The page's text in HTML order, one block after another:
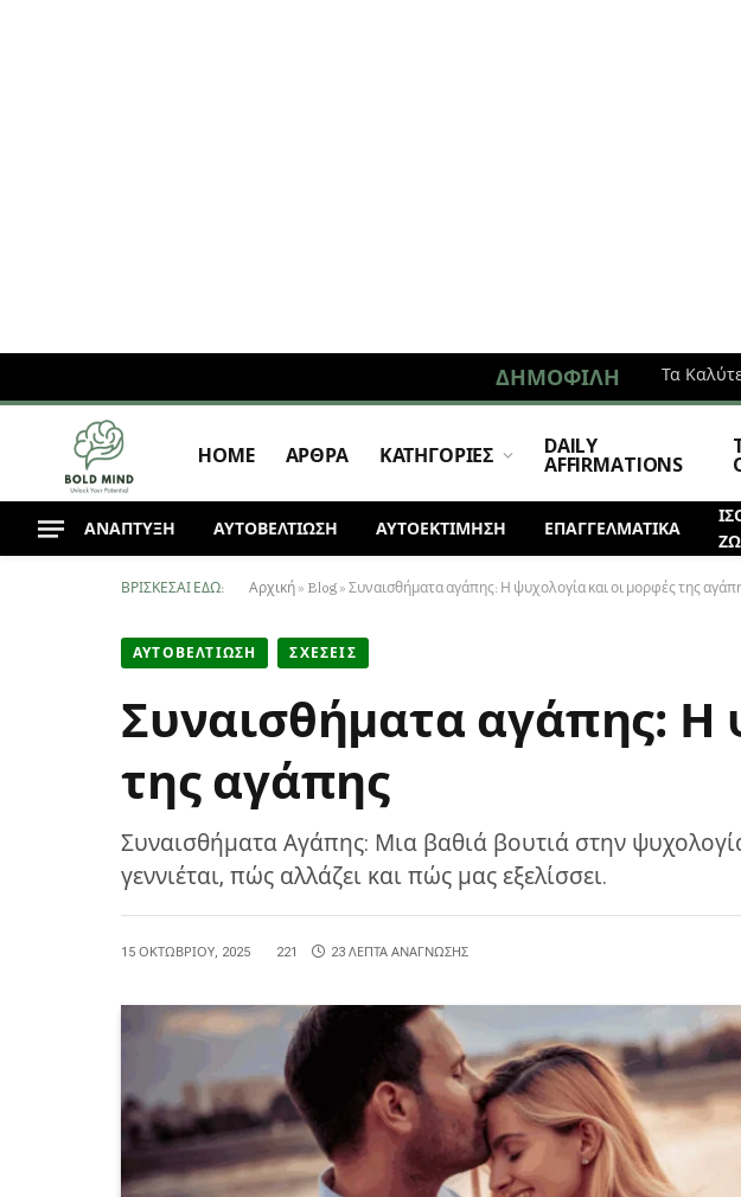
ΔΗΜΟΦΙΛΉ Τα
HOME ΑΡΘΡΑ ΚΑΤΗΓΟΡΙΕΣ DAILY
AFFIRMATIONS
ΑΝΆΠΤΥΞΗ ΑΥΤΟΒΕΛΤΙΩΣΗ ΑΥΤΟΕΚΤΙΜΗΣΗ ΕΠΑΓΓΕΛΜΑΤΙΚΆ
ΒΡΊΣΚΕΣΑΙ ΕΔΏ: Αρχική» Blog»Συναισθήματα αγάπης: Η ψυχολογία και οι μορφές της
ΑΥΤΟΒΕΛΤΙΩΣΗ ΣΧΕΣΕΙΣ
Συναισθήματα αγάπης: Η
της αγάπης
Συναισθήματα Αγάπης: Μια βαθιά βουτιά στην
γεννιέται, πώς αλλάζει και πώς μας εξελίσσει.
15 ΟΚΤΩΒΡΊΟΥ, 2025 221 23 ΛΕΠΤΆ ΑΝΆΓΝΩΣΗΣ